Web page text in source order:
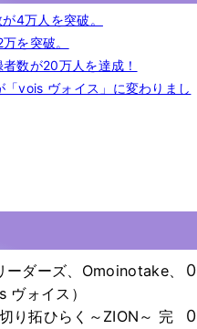
4万人を突破。
を突破。
数が20万人を達成！
vois ヴォイス」に変わりまし
ーダーズ、Omoinotake、
ォイス）
0
り拓ひらく～ZION～ 完
0